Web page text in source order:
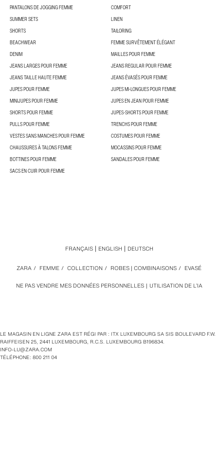
PANTALONS DE JOGGING FEMME
COMFORT
SUMMER SETS
LINEN
SHORTS
TAILORING
BEACHWEAR
FEMME SURVÊTEMENT ÉLÉGANT
DENIM
MAILLES POUR FEMME
JEANS LARGES POUR FEMME
JEANS REGULAR POUR FEMME
JEANS TAILLE HAUTE FEMME
JEANS ÉVASÉS POUR FEMME
JUPES POUR FEMME
JUPES MI-LONGUES POUR FEMME
MINIJUPES POUR FEMME
JUPES EN JEAN POUR FEMME
SHORTS POUR FEMME
JUPES-SHORTS POUR FEMME
PULLS POUR FEMME
TRENCHS POUR FEMME
VESTES SANS MANCHES POUR FEMME
COSTUMES POUR FEMME
CHAUSSURES À TALONS FEMME
MOCASSINS POUR FEMME
BOTTINES POUR FEMME
SANDALES POUR FEMME
SACS EN CUIR POUR FEMME
NE PAS VENDRE MES DONNÉES PERSONNELLES UTILISATION DE L’IA
ZARA / FEMME / COLLECTION / ROBES | COMBINAISONS / EVASÉ
FRANÇAIS ENGLISH DEUTSCH
LE MAGASIN EN LIGNE ZARA EST RÉGI PAR : ITX LUXEMBOURG SA SIS BOULEVARD F.W.
RAIFFEISEN 25, 2441 LUXEMBOURG, R.C.S. LUXEMBOURG B196834.
INFO-LU@ZARA.COM
TÉLÉPHONE: 800 211 04